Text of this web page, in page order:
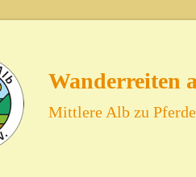
Wanderreiten
Mittlere Alb zu Pferde